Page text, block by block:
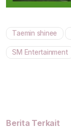
Taemin shinee
SM Entertainment
Berita Terkait